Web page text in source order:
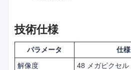
技術仕様
パラメータ
仕様
解像度
48 メガピクセル